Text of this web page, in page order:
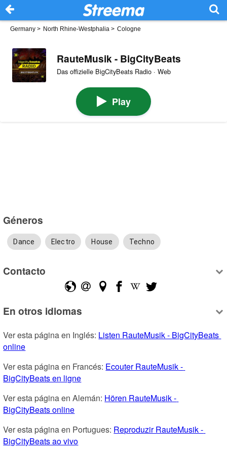
Germany > North Rhine-Westphalia > Cologne
RauteMusik - BigCityBeats
Das offizielle BigCityBeats Radio · Web
Play
Géneros
Dance Electro House Techno
Contacto
En otros idiomas
Ver esta página en Inglés: Listen RauteMusik - BigCityBeats
online
Ver esta página en Francés: Ecouter RauteMusik -
BigCityBeats en ligne
Ver esta página en Alemán: Hören RauteMusik -
BigCityBeats online
Ver esta página en Portugues: Reproduzir RauteMusik -
BigCityBeats ao vivo